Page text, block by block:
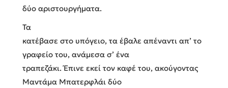
δύο αριστουργήματα.
Τα
κατέβασε στο υπόγειο, τα έβαλε απέναντι απ’ το
γραφείο του, ανάμεσα σ’ ένα
τραπεζάκι. Έπινε εκεί τον καφέ του, ακούγοντας
Μαντάμα Μπατερφλάι δύο